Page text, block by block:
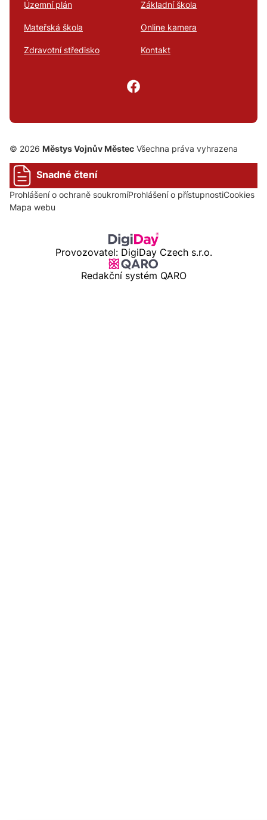
Územní plán Základní škola
Mateřská škola Online kamera
Zdravotní středisko Kontakt
© 2026 Městys Vojnův Městec Všechna práva vyhrazena
Snadné čtení
Prohlášení o ochraně soukromíProhlášení o přístupnostiCookies
Mapa webu
Provozovatel: DigiDay Czech s.r.o.
Redakční systém QARO